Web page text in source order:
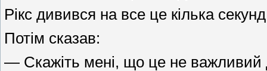
Рікс дивився на все це кілька
Потім сказав:
— Скажіть мені, що це не важливий